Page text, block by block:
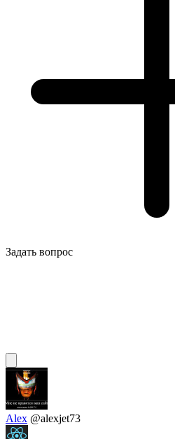
Задать вопрос
Alex @alexjet73